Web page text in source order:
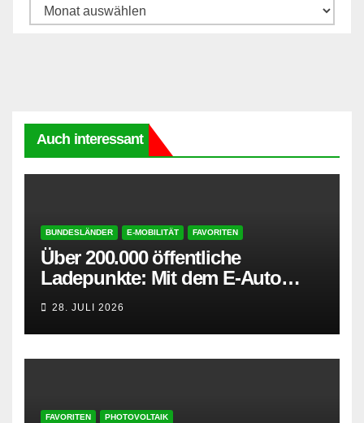
Archive
Auch interessant
BUNDESLÄNDER E-MOBILITÄT FAVORITEN
Über 200.000 öffentliche
Ladepunkte: Mit dem E-Auto
entspannt in den Sommerurlaub
28. JULI 2026
FAVORITEN PHOTOVOLTAIK